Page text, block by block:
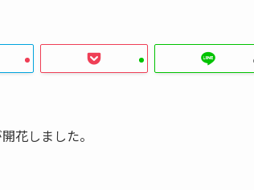
花しました。